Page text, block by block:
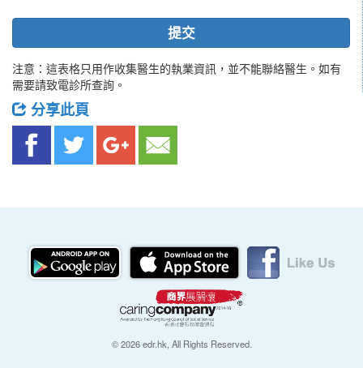
提交
注意：這表格只用作收集醫生的執業資訊，並不能聯絡醫生。如有
需要請致電診所查詢。
分享此頁
© 2026 edr.hk, All Rights Reserved.